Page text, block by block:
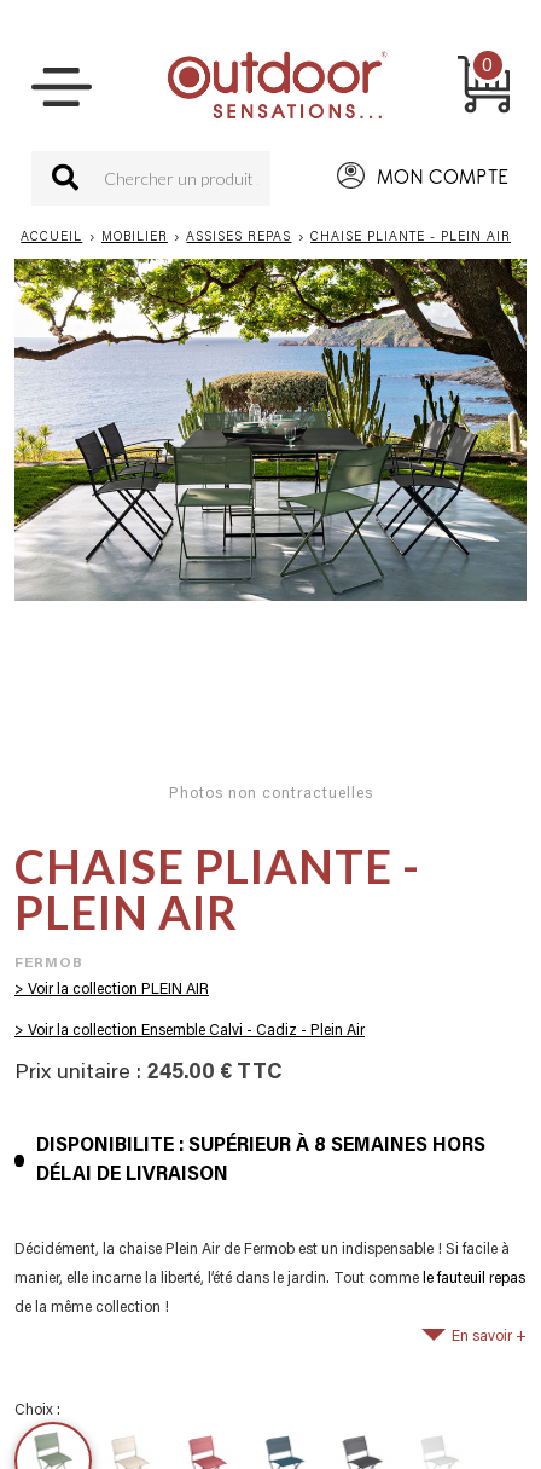
0
MON COMPTE
ACCUEIL › MOBILIER › ASSISES REPAS › CHAISE PLIANTE - PLEIN AIR
Photos non contractuelles
CHAISE PLIANTE -
PLEIN AIR
FERMOB
> Voir la collection PLEIN AIR
> Voir la collection Ensemble Calvi - Cadiz - Plein Air
Prix unitaire : 245.00 € TTC
DISPONIBILITE : SUPÉRIEUR À 8 SEMAINES HORS
DÉLAI DE LIVRAISON
Décidément, la chaise Plein Air de Fermob est un indispensable ! Si facile à
manier, elle incarne la liberté, l’été dans le jardin. Tout comme le fauteuil repas
de la même collection !
En savoir +
Choix :